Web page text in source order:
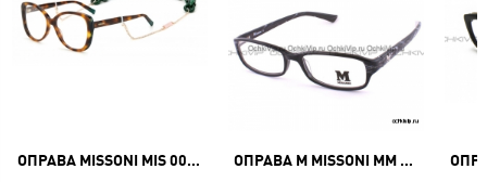
ОПРАВА MISSONI MIS 0093/N PHW ОПРАВА M MISSONI MM 041 06